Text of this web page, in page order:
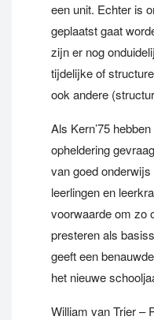
een unit. Echter is
geplaatst gaat
zijn er nog
tijdelijke of
ook andere
Als Kern’75
opheldering
van goed
leerlingen en
voorwaarde om zo
presteren als
geeft een
het nieuwe
William van Trier –